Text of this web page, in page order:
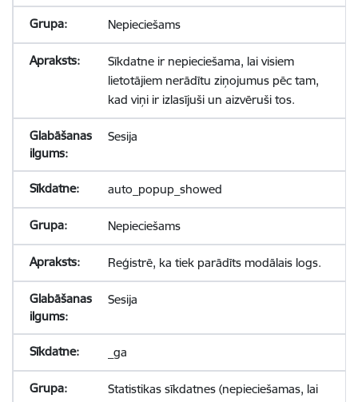
Nepieciešams
Sīkdatne ir nepieciešama, lai visiem
lietotājiem nerādītu ziņojumus pēc tam,
kad viņi ir izlasījuši un aizvēruši tos.
Sesija
auto_popup_showed
Nepieciešams
Reģistrē, ka tiek parādīts modālais logs.
Sesija
_ga
Statistikas sīkdatnes (nepieciešamas, lai